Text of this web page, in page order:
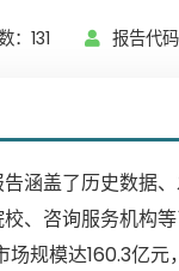
：131 报告代
涵盖了历史数据
、咨询服务机构
规模达160.3亿